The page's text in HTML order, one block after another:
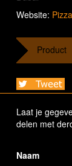
Website:
Product
Laat je
delen met
Naam